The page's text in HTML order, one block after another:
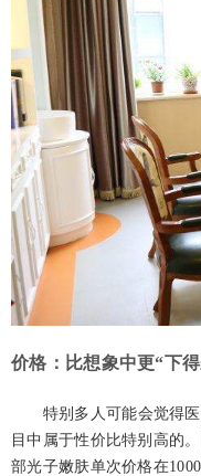
价格：比想象中更“下
特别多人可能会觉得
目中属于性价比特别高的
部光子嫩肤单次价格在